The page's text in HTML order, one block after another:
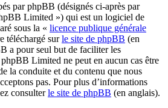
par phpBB (désignés ci-après par
Limited ») qui est un logiciel de
sous la « licence publique générale
téléchargé surle site de phpBB (en
a pour seul but de faciliter les
Limited ne peut en aucun cas être
la conduite et du contenu que nous
pas. Pour plus d’informations
consulterle site de phpBB (en anglais).